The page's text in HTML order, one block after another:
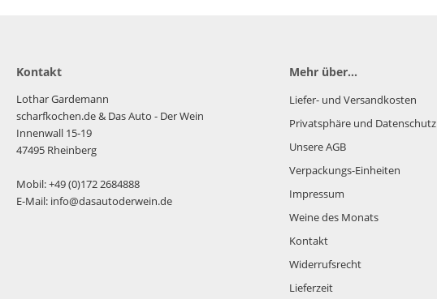
Kontakt
Lothar Gardemann
scharfkochen.de& Das Auto - Der Wein
Innenwall 15-19
47495 Rheinberg
Mobil: +49 (0)172 2684888
E-Mail: info@dasautoderwein.de
Mehr über...
Liefer- und Versandkosten
Privatsphäre und Datenschutz
Unsere AGB
Verpackungs-Einheiten
Impressum
Weine des Monats
Kontakt
Widerrufsrecht
Lieferzeit